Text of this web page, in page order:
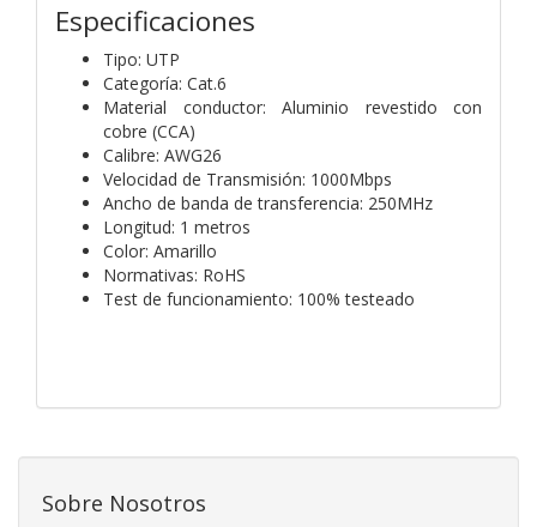
Especificaciones
Tipo: UTP
Categoría: Cat.6
Material conductor: Aluminio revestido con
cobre (CCA)
Calibre: AWG26
Velocidad de Transmisión: 1000Mbps
Ancho de banda de transferencia: 250MHz
Longitud: 1 metros
Color: Amarillo
Normativas: RoHS
Test de funcionamiento: 100% testeado
Sobre Nosotros